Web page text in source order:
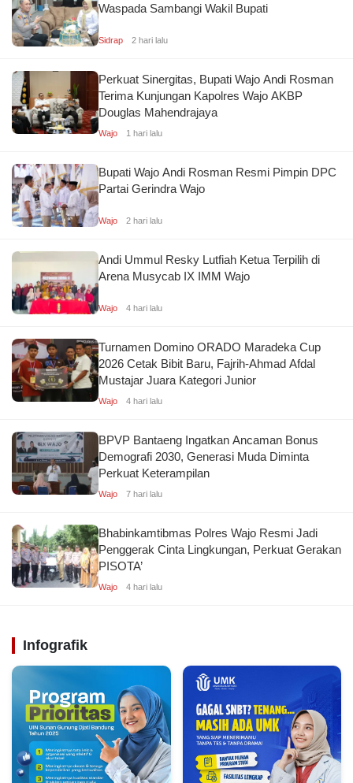
Waspada Sambangi Wakil Bupati
Sidrap 2 hari lalu
Perkuat Sinergitas, Bupati Wajo Andi Rosman
Terima Kunjungan Kapolres Wajo AKBP
Douglas Mahendrajaya
Wajo 1 hari lalu
Bupati Wajo Andi Rosman Resmi Pimpin DPC
Partai Gerindra Wajo
Wajo 2 hari lalu
Andi Ummul Resky Lutfiah Ketua Terpilih di
Arena Musycab IX IMM Wajo
Wajo 4 hari lalu
Turnamen Domino ORADO Maradeka Cup
2026 Cetak Bibit Baru, Fajrih-Ahmad Afdal
Mustajar Juara Kategori Junior
Wajo 4 hari lalu
BPVP Bantaeng Ingatkan Ancaman Bonus
Demografi 2030, Generasi Muda Diminta
Perkuat Keterampilan
Wajo 7 hari lalu
Bhabinkamtibmas Polres Wajo Resmi Jadi
Penggerak Cinta Lingkungan, Perkuat Gerakan
PISOTA’
Wajo 4 hari lalu
Infografik